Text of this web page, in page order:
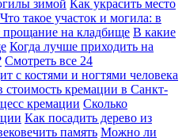
зимой Как украсить место
Что такое участок и могила: в
прощание на кладбище В какие
Когда лучше приходить на
Смотреть все 24
с костями и ногтями человека
стоимость кремации в Санкт-
кремации Сколько
Как посадить дерево из
память Можно ли